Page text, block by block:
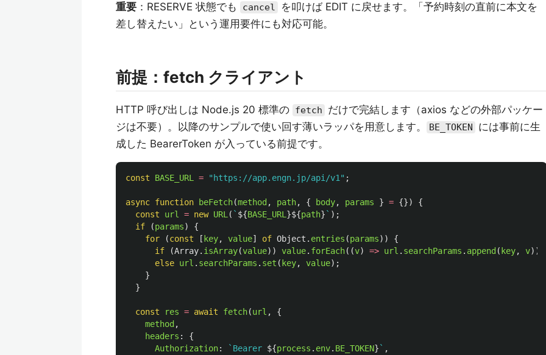
重要 ：RESERVE 状態でも cancel
を叩けば EDIT に戻せます。「予約時刻の直前に本文を
差し替えたい」という運用要件にも対応可能。
前提：fetch クライアント
HTTP 呼び出しは Node.js 20 標準の fetch
だけで完結します（axios などの外部パッケー
ジは不要）。以降のサンプルで使い回す薄いラッパを用意します。
BE_TOKEN
には事前に生
成した BearerToken が入っている前提です。
const BASE_URL = " https://app.engn.jp/api/v1 " ;
async function beFetch(method , path, { body, params } = {})
{
const
url = new URL ( ` ${BASE_URL }${path} ` );
if
(params)
{
for
(const [ key, value] of Object . entries (params))
{
if
(Array. isArray(value)) value. forEach((v) => url . searchParams . append ( key, v));
else url . searchParams . set ( key, value);
}
}
const res = await fetch(url ,
{
method ,
headers :
{
Authorization: `Bearer ${process . env. BE_TOKEN} ` ,